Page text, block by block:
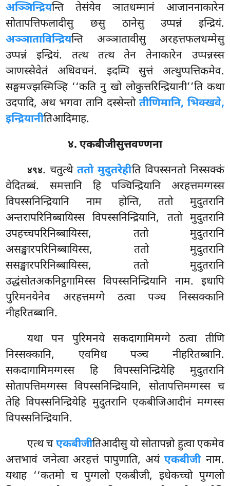
अञ्ञिन्द्रियन्ति तेसंयेव ञातधम्मानं आजाननाकारेन
सोतापत्तिफलादीसु छसु ठानेसु उप्पन्नं इन्द्रियं.
अञ्ञाताविन्द्रियन्ति अञ्ञातावीसु अरहत्तफलधम्मेसु
उप्पन्नं इन्द्रियं. तत्थ तत्थ तेन तेनाकारेन उप्पन्नस्स
ञाणस्सेवेतं अधिवचनं. इदम्पि सुत्तं अत्थुप्पत्तिकमेव.
सङ्घमज्झस्मिञ्हि ‘‘कति नु खो लोकुत्तरिन्द्रियानी’’ति कथा
उदपादि, अथ भगवा तानि दस्सेन्तो तीणिमानि, भिक्खवे,
इन्द्रियानीतिआदिमाह.
४. एकबीजीसुत्तवण्णना
४९४. चतुत्थेततो मुदुतरेहीति विपस्सनतो निस्सक्कं
वेदितब्बं. समत्तानि हि पञ्चिन्द्रियानि अरहत्तमग्गस्स
विपस्सनिन्द्रियानि नाम होन्ति, ततो मुदुतरानि
अन्तरापरिनिब्बायिस्सविपस्सनिन्द्रियानि, ततो मुदुतरानि
उपहच्चपरिनिब्बायिस्स, ततो मुदुतरानि
असङ्खारपरिनिब्बायिस्स, ततो मुदुतरानि
ससङ्खारपरिनिब्बायिस्स, ततो मुदुतरानि
उद्धंसोतअकनिट्ठगामिस्स विपस्सनिन्द्रियानि नाम. इधापि
पुरिमनयेनेव अरहत्तमग्गे ठत्वा पञ्च निस्सक्कानि
नीहरितब्बानि.
यथा पन पुरिमनये सकदागामिमग्गे ठत्वा तीणि
निस्सक्कानि, एवमिध पञ्च नीहरितब्बानि.
सकदागामिमग्गस्स हि विपस्सनिन्द्रियेहि मुदुतरानि
सोतापत्तिमग्गस्स विपस्सनिन्द्रियानि, सोतापत्तिमग्गस्स च
तेहि विपस्सनिन्द्रियेहि मुदुतरानि एकबीजिआदीनं मग्गस्स
विपस्सनिन्द्रियानि.
एत्थ चएकबीजीतिआदीसु यो सोतापन्नो हुत्वा एकमेव
अत्तभावं जनेत्वा अरहत्तं पापुणाति, अयंएकबीजीनाम.
यथाह ‘‘कतमो च पुग्गलो एकबीजी, इधेकच्चो पुग्गलो